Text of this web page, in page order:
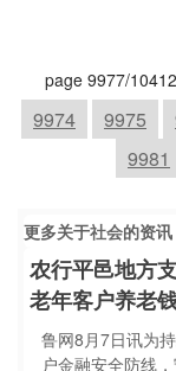
page 9977/10412
9974
9975
9981
更多关于社会的资讯
农行平邑地方
老年客户养老
鲁网8月7日讯为
户金融安全防线